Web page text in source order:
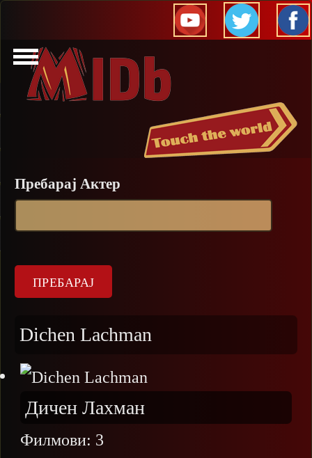
Прескокни
Пребарај Актер
Dichen Lachman
Дичен Лахман
Филмови: 3